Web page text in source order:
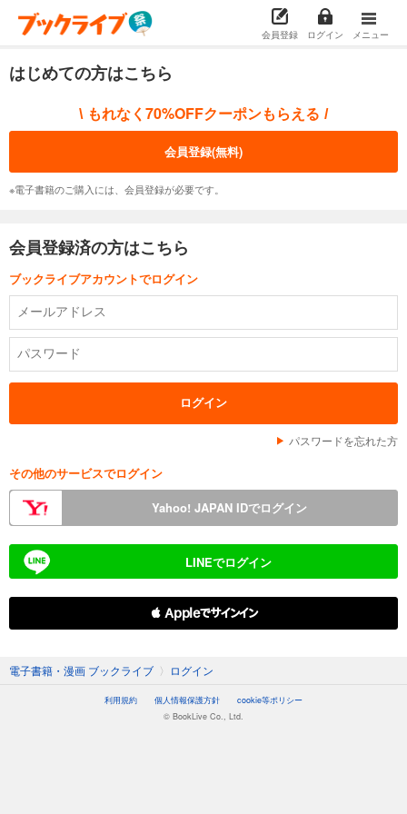
会員登録 ログイン メニュー
はじめての方はこちら
\ もれなく70%OFFクーポンもらえる /
会員登録(無料)
※電子書籍のご購入には、会員登録が必要です。
会員登録済の方はこちら
ブックライブアカウントでログイン
パスワードを忘れた方
その他のサービスでログイン
Yahoo! JAPAN IDでログイン
LINEでログイン
 Appleでサインイン
電子書籍・漫画 ブックライブ 〉 ログイン
利用規約 個人情報保護方針
cookie等ポリシー
© BookLive Co., Ltd.